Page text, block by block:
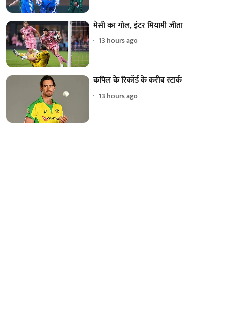
मेसी का गोल, इंटर मियामी जीता
13 hours ago
कपिल के रिकॉर्ड के करीब स्टार्क
13 hours ago